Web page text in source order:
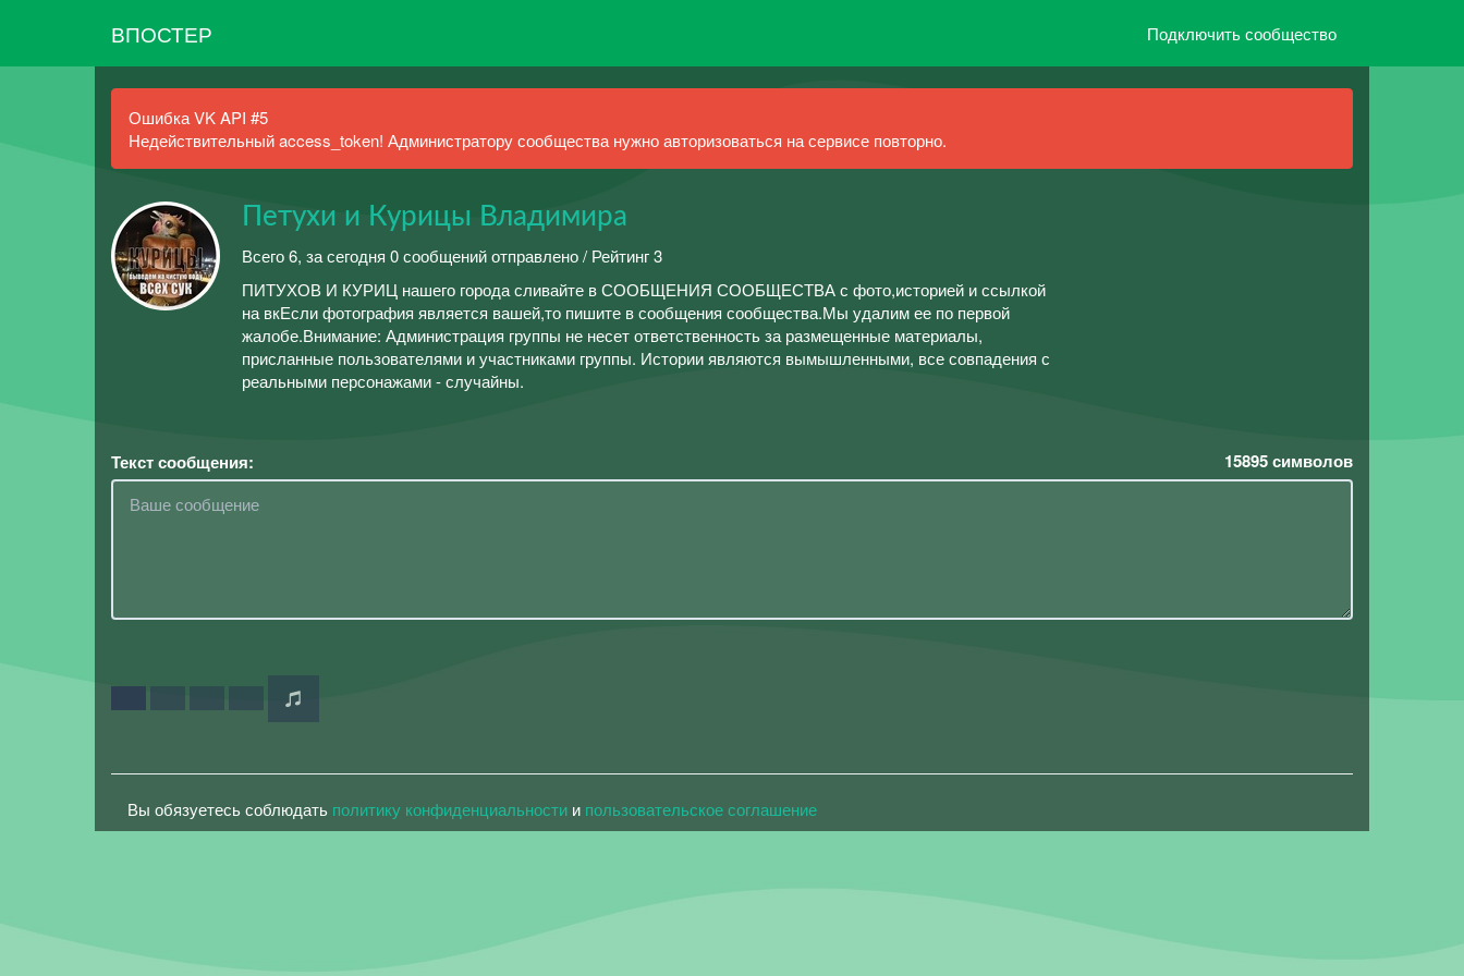
ВПОСТЕР Подключить сообщество
Ошибка VK API #5
Недействительный access_token! Администратору сообщества нужно авторизоваться на сервисе повторно.
Петухи и Курицы Владимира
Всего 6, за сегодня 0 сообщений отправлено / Рейтинг 3
ПИТУХОВ И КУРИЦ нашего города сливайте в СООБЩЕНИЯ СООБЩЕСТВА с фото,историей и ссылкой
на вкЕсли фотография является вашей,то пишите в сообщения сообщества.Мы удалим ее по первой
жалобе.Внимание: Администрация группы не несет ответственность за размещенные материалы,
присланные пользователями и участниками группы. Истории являются вымышленными, все совпадения с
реальными персонажами - случайны.
Текст сообщения: 15895символов
Вы обязуетесь соблюдать политику конфиденциальности и пользовательское соглашение